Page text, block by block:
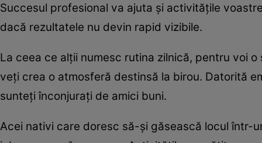
Succesul profesional va ajuta și activitățile
dacă rezultatele nu devin rapid vizibile.
La ceea ce alții numesc rutina zilnică, pentru voi
veți crea o atmosferă destinsă la birou. Datorită
sunteți înconjurați de amici buni.
Acei nativi care doresc să-și găsească locul într-